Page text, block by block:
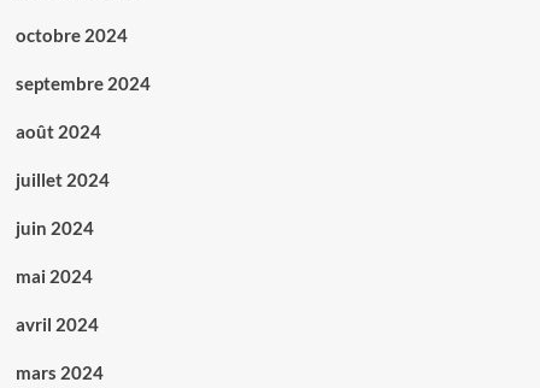
octobre 2024
septembre 2024
août 2024
juillet 2024
juin 2024
mai 2024
avril 2024
mars 2024